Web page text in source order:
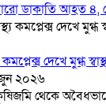
ডাকাতি আহত ৪,
দেখে মুগ্ধ
২০২৬